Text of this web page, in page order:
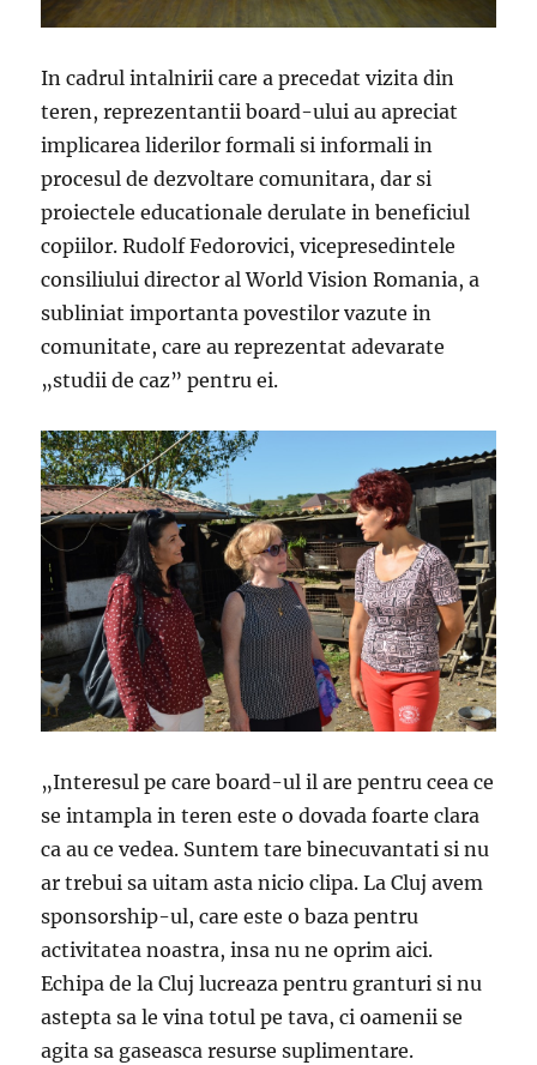
In cadrul intalnirii care a precedat vizita din
teren, reprezentantii board-ului au apreciat
implicarea liderilor formali si informali in
procesul de dezvoltare comunitara, dar si
proiectele educationale derulate in beneficiul
copiilor. Rudolf Fedorovici, vicepresedintele
consiliului director al World Vision Romania, a
subliniat importanta povestilor vazute in
comunitate, care au reprezentat adevarate
„studii de caz” pentru ei.
„Interesul pe care board-ul il are pentru ceea ce
se intampla in teren este o dovada foarte clara
ca au ce vedea. Suntem tare binecuvantati si nu
ar trebui sa uitam asta nicio clipa. La Cluj avem
sponsorship-ul, care este o baza pentru
activitatea noastra, insa nu ne oprim aici.
Echipa de la Cluj lucreaza pentru granturi si nu
astepta sa le vina totul pe tava, ci oamenii se
agita sa gaseasca resurse suplimentare.